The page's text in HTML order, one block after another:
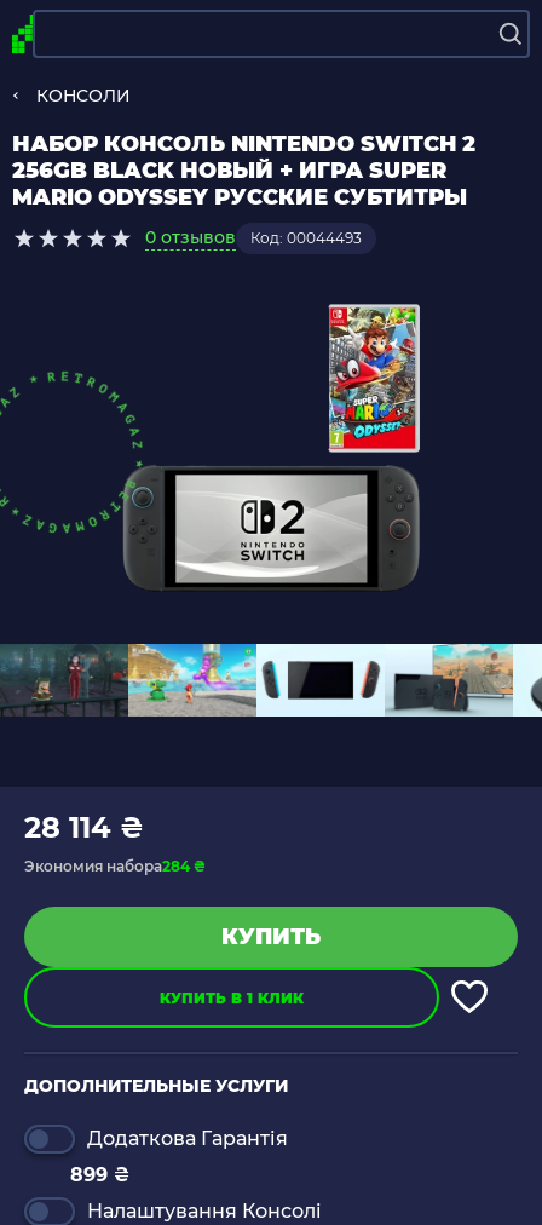
КОНСОЛИ
НАБОР КОНСОЛЬ NINTENDO SWITCH 2
256GB BLACK НОВЫЙ + ИГРА SUPER
MARIO ODYSSEY РУССКИЕ СУБТИТРЫ
0 отзывов Код: 00044493
28 114 ₴
Экономия набора284 ₴
КУПИТЬ
КУПИТЬ В 1 КЛИК
ДОПОЛНИТЕЛЬНЫЕ УСЛУГИ
Додаткова Гарантія
899 ₴
Налаштування Консолі